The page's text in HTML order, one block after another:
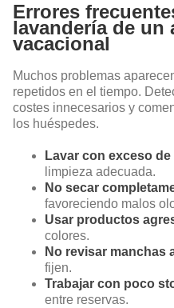
Errores
lavandería de un
vacacional
Muchos problemas
repetidos en el tiempo.
costes innecesarios y
los huéspedes.
Lavar con exceso de
limpieza adecuada.
No secar
favoreciendo malos
Usar productos
colores.
No revisar manchas
fijen.
Trabajar con poco
entre reservas.